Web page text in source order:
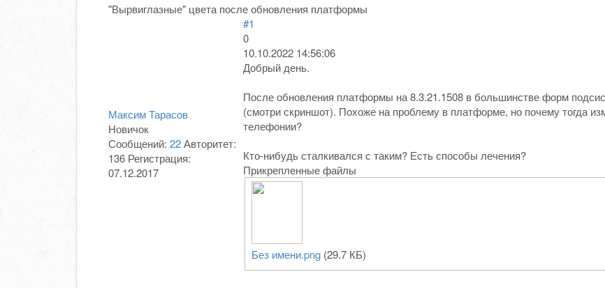
"Вырвиглазные" цвета после обновления платформы
Максим Тарасов
Новичок
Сообщений: 22 Авторитет:
136 Регистрация:
07.12.2017
#1
0
10.10.2022 14:56:06
Добрый день.
После обновления платформы на 8.3.21.1508 в большинстве форм
(смотри скриншот). Похоже на проблему в платформе, но почему тогда
телефонии?
Кто-нибудь сталкивался с таким? Есть способы лечения?
Прикрепленные файлы
Без имени.png (29.7 КБ)